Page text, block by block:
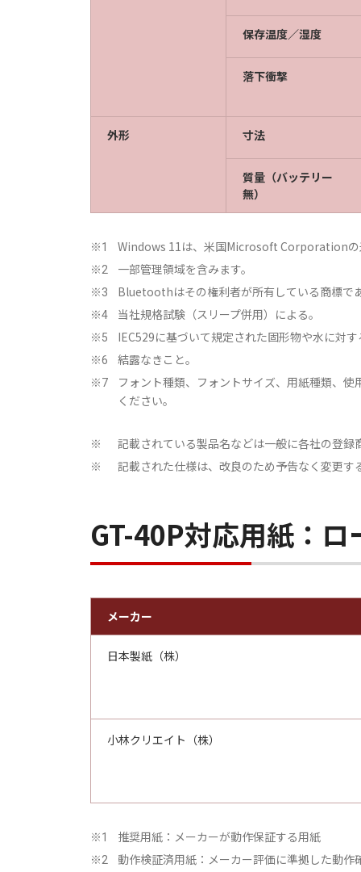
保存温度／湿度
落下衝撃
外形 寸法
質量（バッテリー
無）
※1 Windows 11は、米国Microsoft Corporationの
※2 一部管理領域を含みます。
※3 Bluetoothはその権利者が所有している商標で
※4 当社規格試験（スリープ併用）による。
※5 IEC529に基づいて規定された固形物や水に対
※6 結露なきこと。
※7
フォント種類、フォントサイズ、用紙種類、
ください。
※ 記載されている製品名などは一般に各社の登録
※ 記載された仕様は、改良のため予告なく変更
GT-40P対応用紙：ロ
メーカー
日本製紙（株）
小林クリエイト（株）
※1 推奨用紙：メーカーが動作保証する用紙
※2 動作検証済用紙：メーカー評価に準拠した動作